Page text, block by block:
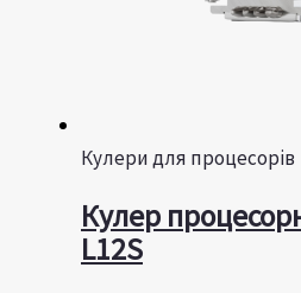
Кулери для процесорів
Кулер
L12S